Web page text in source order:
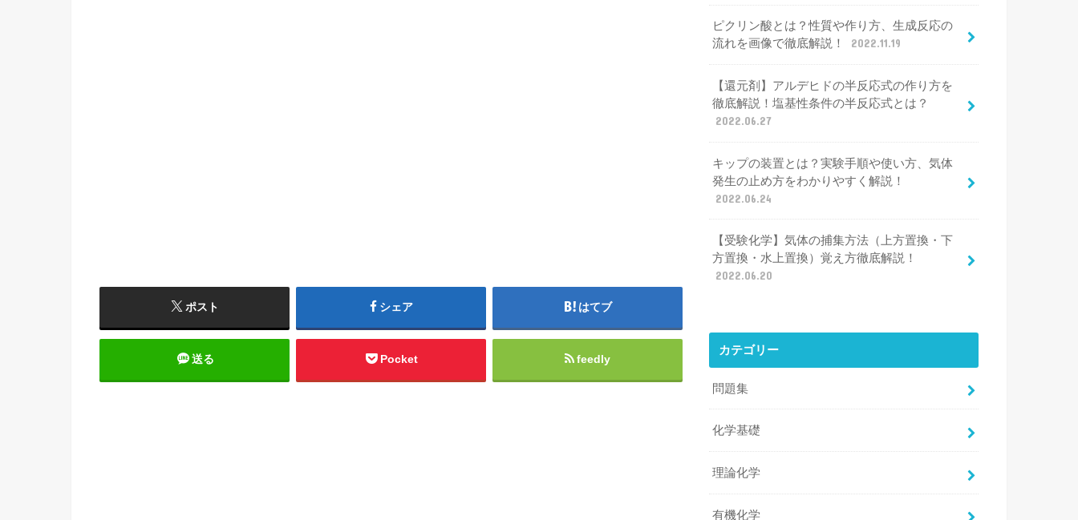
ポスト シェア はてブ
送る Pocket feedly
ピクリン酸とは？性質や作り方、生成反応の
流れを画像で徹底解説！
2022.11.19
【還元剤】アルデヒドの半反応式の作り方を
徹底解説！塩基性条件の半反応式とは？
2022.06.27
キップの装置とは？実験手順や使い方、気体
発生の止め方をわかりやすく解説！
2022.06.24
【受験化学】気体の捕集方法（上方置換・下
方置換・水上置換）覚え方徹底解説！
2022.06.20
カテゴリー
問題集
化学基礎
理論化学
有機化学